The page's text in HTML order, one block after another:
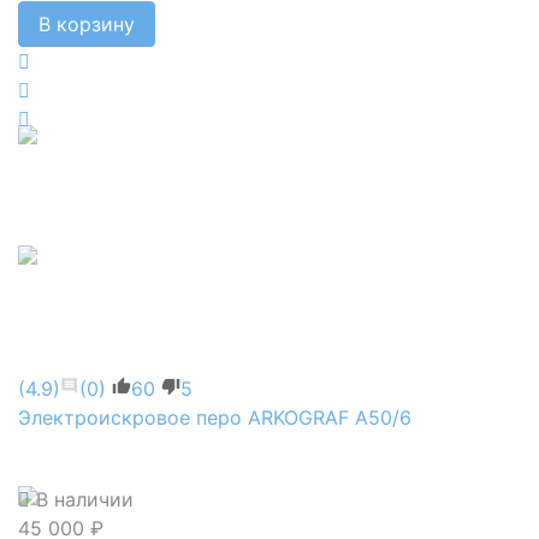
В корзину
(4.9) (0) 60
5
Электроискровое перо ARKOGRAF А50/6
В наличии
45 000 ₽